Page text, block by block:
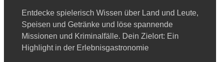
Entdecke spielerisch Wissen über Land und Leute,
Speisen und Getränke und löse spannende
Missionen und Kriminalfälle. Dein Zielort: Ein
Highlight in der Erlebnisgastronomie